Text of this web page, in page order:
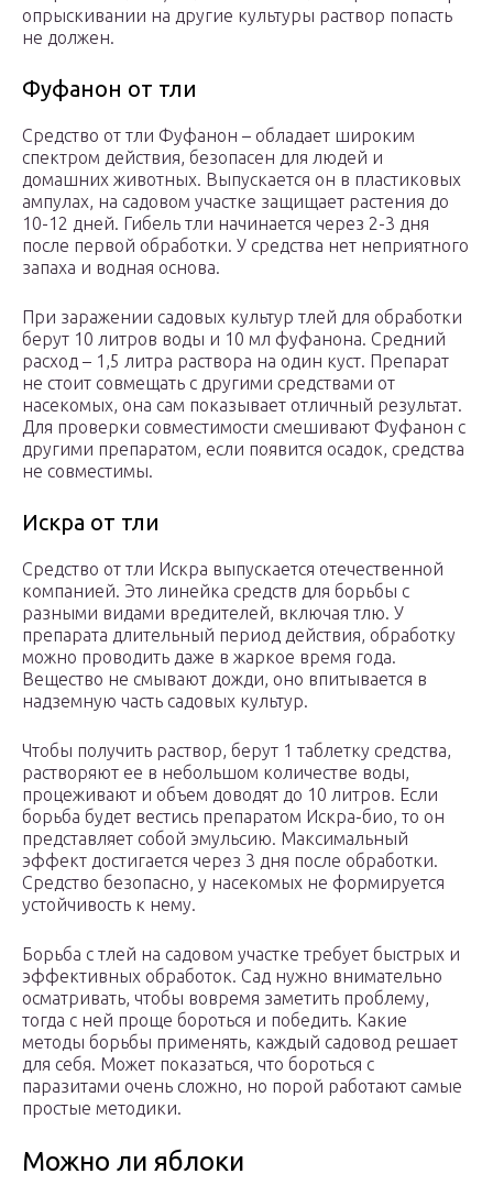
опрыскивании на другие культуры раствор попасть
не должен.
Фуфанон от тли
Средство от тли Фуфанон – обладает широким
спектром действия, безопасен для людей и
домашних животных. Выпускается он в пластиковых
ампулах, на садовом участке защищает растения до
10-12 дней. Гибель тли начинается через 2-3 дня
после первой обработки. У средства нет неприятного
запаха и водная основа.
При заражении садовых культур тлей для обработки
берут 10 литров воды и 10 мл фуфанона. Средний
расход – 1,5 литра раствора на один куст. Препарат
не стоит совмещать с другими средствами от
насекомых, она сам показывает отличный результат.
Для проверки совместимости смешивают Фуфанон с
другими препаратом, если появится осадок, средства
не совместимы.
Искра от тли
Средство от тли Искра выпускается отечественной
компанией. Это линейка средств для борьбы с
разными видами вредителей, включая тлю. У
препарата длительный период действия, обработку
можно проводить даже в жаркое время года.
Вещество не смывают дожди, оно впитывается в
надземную часть садовых культур.
Чтобы получить раствор, берут 1 таблетку средства,
растворяют ее в небольшом количестве воды,
процеживают и объем доводят до 10 литров. Если
борьба будет вестись препаратом Искра-био, то он
представляет собой эмульсию. Максимальный
эффект достигается через 3 дня после обработки.
Средство безопасно, у насекомых не формируется
устойчивость к нему.
Борьба с тлей на садовом участке требует быстрых и
эффективных обработок. Сад нужно внимательно
осматривать, чтобы вовремя заметить проблему,
тогда с ней проще бороться и победить. Какие
методы борьбы применять, каждый садовод решает
для себя. Может показаться, что бороться с
паразитами очень сложно, но порой работают самые
простые методики.
Можно ли яблоки